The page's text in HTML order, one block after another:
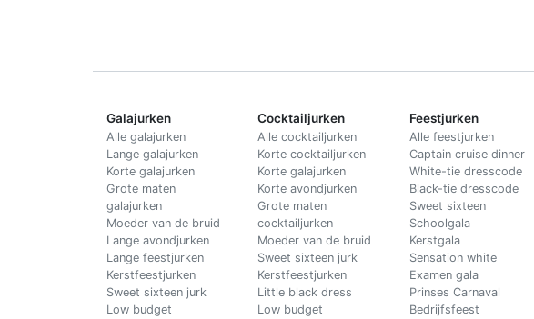
Galajurken
Alle galajurken
Lange galajurken
Korte galajurken
Grote maten
galajurken
Moeder van de bruid
Lange avondjurken
Lange feestjurken
Kerstfeestjurken
Sweet sixteen jurk
Low budget
Cocktailjurken
Alle cocktailjurken
Korte cocktailjurken
Korte galajurken
Korte avondjurken
Grote maten
cocktailjurken
Moeder van de bruid
Sweet sixteen jurk
Kerstfeestjurken
Little black dress
Low budget
Feestjurken
Alle feestjurken
Captain cruise dinner
White-tie dresscode
Black-tie dresscode
Sweet sixteen
Schoolgala
Kerstgala
Sensation white
Examen gala
Prinses Carnaval
Bedrijfsfeest